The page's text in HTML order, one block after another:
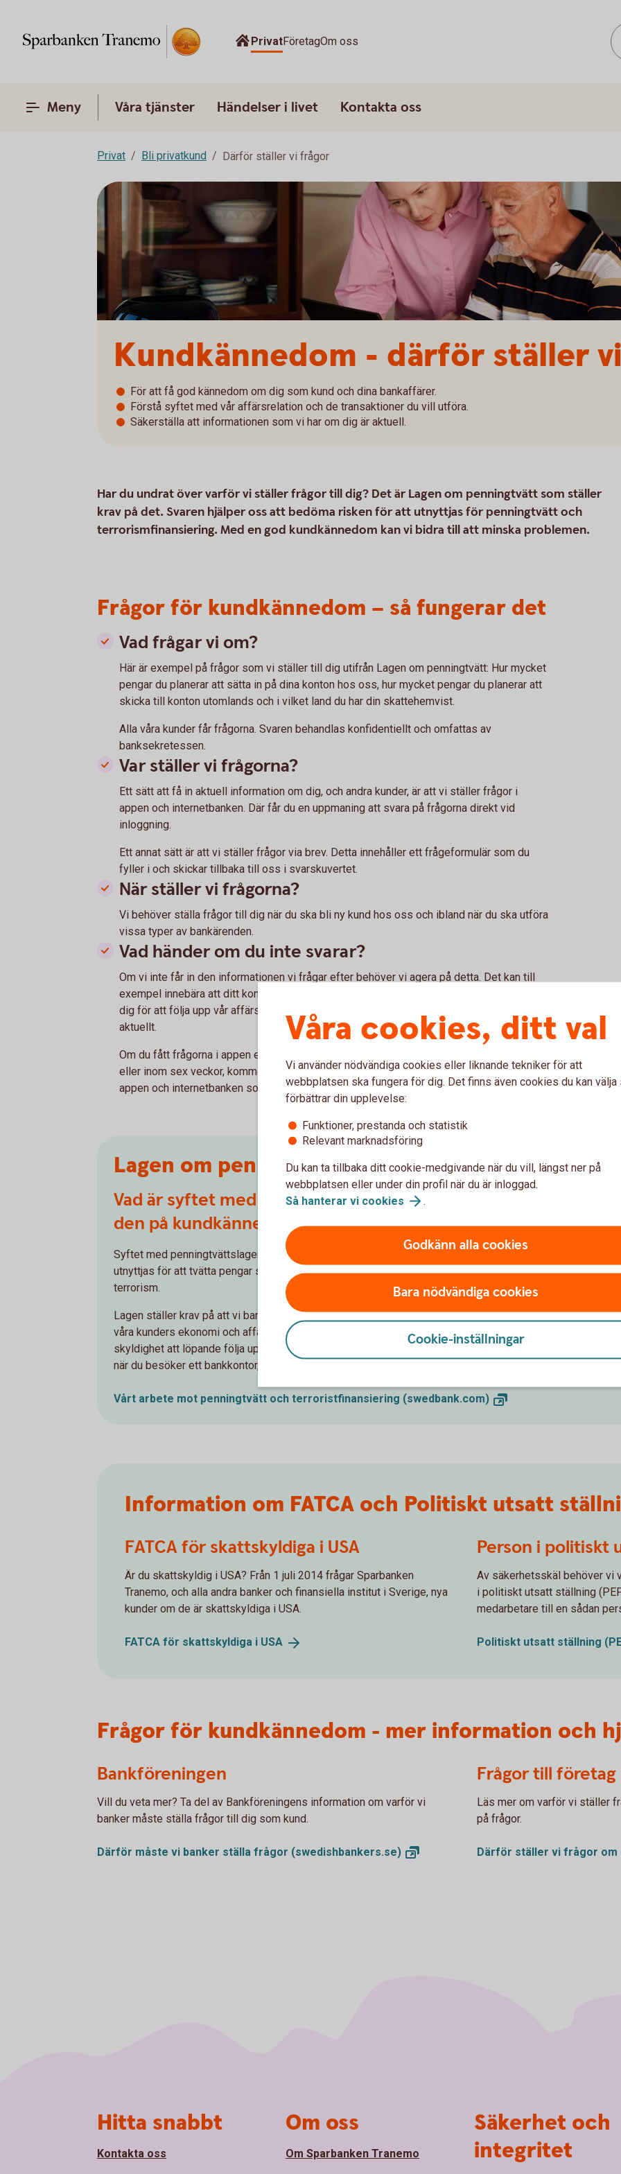
PrivatFöretagOm oss
Meny Våra tjänster Händelser i livet Kontakta oss
Privat Bli privatkund Därför ställer vi frågor
Kundkännedom - därför ställer
För att få god kännedom om dig som kund och dina bankaffärer.
Förstå syftet med vår affärsrelation och de transaktioner du vill utföra.
Säkerställa att informationen som vi har om dig är aktuell.
Har du undrat över varför vi ställer frågor till dig? Det är Lagen om penningtvätt som ställer
krav på det. Svaren hjälper oss att bedöma risken för att utnyttjas för penningtvätt och
terrorismfinansiering. Med en god kundkännedom kan vi bidra till att minska problemen.
Frågor för kundkännedom – så fungerar det
Vad frågar vi om?
Här är exempel på frågor som vi ställer till dig utifrån Lagen om penningtvätt: Hur mycket
pengar du planerar att sätta in på dina konton hos oss, hur mycket pengar du planerar att
skicka till konton utomlands och i vilket land du har din skattehemvist.
Alla våra kunder får frågorna. Svaren behandlas konfidentiellt och omfattas av
banksekretessen.
Var ställer vi frågorna?
Ett sätt att få in aktuell information om dig, och andra kunder, är att vi ställer frågor i
appen och internetbanken. Där får du en uppmaning att svara på frågorna direkt vid
inloggning.
Ett annat sätt är att vi ställer frågor via brev. Detta innehåller ett frågeformulär som du
fyller i och skickar tillbaka till oss i svarskuvertet.
När ställer vi frågorna?
Vi behöver ställa frågor till dig när du ska bli ny kund hos oss och ibland när du ska utföra
vissa typer av bankärenden.
Vad händer om du inte svarar?
Om vi inte får in den informationen vi frågar efter behöver vi agera på detta. Det kan till
exempel innebära att ditt konto eller banktjänster spärras. Om vi inte kan få kontakt med
dig för att följa upp vår affärsrelation kan uppsägning av konto med tillhörande tjänster bli
aktuellt.
Om du fått frågorna i appen eller internetbanken, och inte svarar efter tre inloggningar
eller inom sex veckor, kommer de att låsas. När frågorna är besvarade kan du använda
appen och internetbanken som vanligt igen. Det tar bara några minuter att svara.
Lagen om penningtvätt
Vad är syftet med Lagen om penningtvätt och vilka krav ställer
den på kundkännedom?
Syftet med penningtvättslagen är att förhindra att banker och andra finansiella aktörer
utnyttjas för att tvätta pengar som till exempel kommer från brott eller för att finansiera
terrorism.
Lagen ställer krav på att vi banker, och andra finansiella bolag, ska ha en god kunskap om
våra kunders ekonomi och affärsrelationen med kunden. Vi som bank har också
skyldighet att löpande följa upp att informationen vi har är aktuell. Därför ställer vi frågor
när du besöker ett bankkontor, per brev eller i internetbanken och appen.
Vårt arbete mot penningtvätt och terroristfinansiering (swedbank.com)
Information om FATCA och Politiskt utsatt
FATCA för skattskyldiga i USA
Är du skattskyldig i USA? Från 1 juli 2014 frågar Sparbanken
Tranemo, och alla andra banker och finansiella institut i Sverige, nya
kunder om de är skattskyldiga i USA.
FATCA för skattskyldiga i USA
Person i politiskt
Av säkerhetsskäl behöver vi
i politiskt utsatt ställning
medarbetare till en sådan
Politiskt utsatt ställning
Frågor för kundkännedom - mer information och
Bankföreningen
Vill du veta mer? Ta del av Bankföreningens information om varför vi
banker måste ställa frågor till dig som kund.
Därför måste vi banker ställa frågor (swedishbankers.se)
Frågor till företag
Läs mer om varför vi ställer
på frågor.
Därför ställer vi frågor om
Våra cookies, ditt val
Vi använder nödvändiga cookies eller liknande tekniker för att
webbplatsen ska fungera för dig. Det finns även cookies du kan välja
förbättrar din upplevelse:
Funktioner, prestanda och statistik
Relevant marknadsföring
Du kan ta tillbaka ditt cookie-medgivande när du vill, längst ner på
webbplatsen eller under din profil när du är inloggad.
Så hanterar vi cookies .
Godkänn alla cookies
Bara nödvändiga cookies
Cookie-inställningar
Hitta snabbt
Kontakta oss
Om oss
Om Sparbanken Tranemo
Säkerhet och
integritet